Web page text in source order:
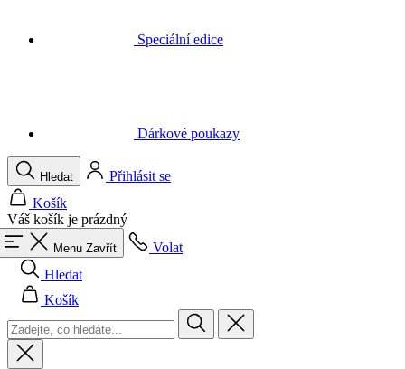
Váš košík je prázdný
Menu Zavřít
Volat
Hledat
Košík
Muži
Vše v kategorii Muži